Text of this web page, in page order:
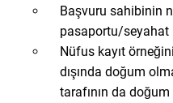
Başvuru sahibinin
pasaportu/seyahat
Nüfus kayıt
dışında doğum
tarafının da